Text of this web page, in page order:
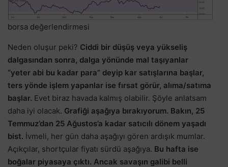
borsa değerlendirmesi
Neden oluşur peki? Ciddi bir düşüş veya yükseliş
dalgasından sonra, dalga yönünde mal taşıyanlar
“yeter abi bu kadar para” deyip kar satışlarına başlar,
ters yönde işlem yapanlar ise fırsat görür, alıma/satıma
başlar. Evet biraz havada kalmış olabilir. Şöyle anlatsam
daha iyi olacak. Grafiği aşağıya bırakıyorum. Bakın, 25
Temmuz’dan 25 Ağustos’a kadar satıcılı dönem yaşadı
bist. İvmeli, her gün daha aşağıyı gören ardışık mumlar.
Açıkçılar, shortçular fiyatı sürdü aşağıya. Bu hafta ise
boğalar piyasaya çıktı. Ancak savaşın galibi belli